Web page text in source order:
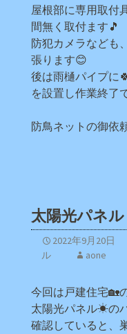
屋根部に専用取付
間無く取付ます🎵
防犯カメラなども
張ります😊
後は雨樋パイプに
を設置し作業終了
防鳥ネットの御依
太陽光パネ
2022年9月20日
ル
aone
今回は戸建住宅🏡
太陽光パネル☀の
確認していると、